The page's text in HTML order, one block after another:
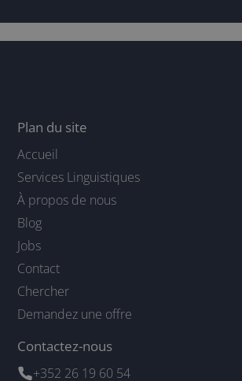
Plan du site
Accueil
Services Linguistiques
À propos de nous
Blog
Jobs
Contact
Chercher
Demandez une offre
Contactez-nous
+352 26 19 60 54